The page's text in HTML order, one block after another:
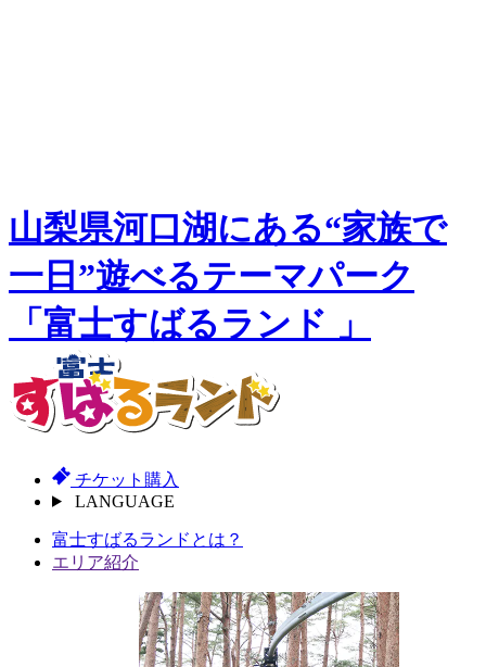
山梨県河口湖にある“家族で
一日”遊べるテーマパーク
「富士すばるランド 」
チケット購入
LANGUAGE
富⼠すばるランドとは？
エリア紹介